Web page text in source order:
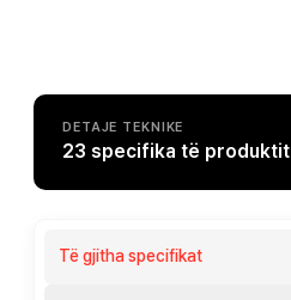
DETAJE TEKNIKE
23 specifika të produktit
Të gjitha specifikat